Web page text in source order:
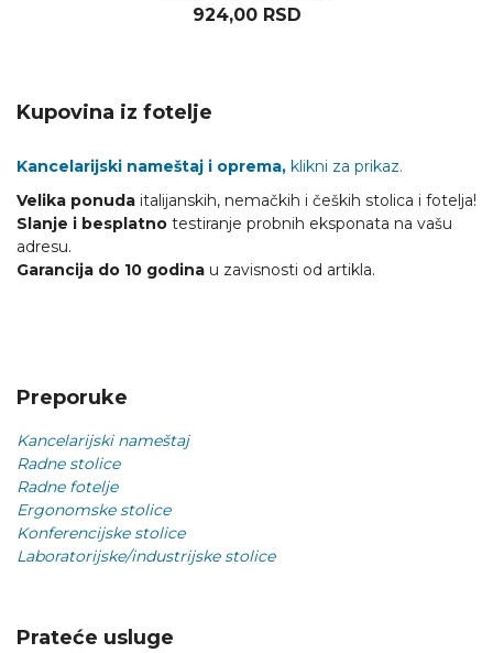
924,00 RSD
Kupovina iz fotelje
Kancelarijski nameštaj i oprema, klikni za prikaz.
Velika ponuda italijanskih, nemačkih i čeških stolica i fotelja!
Slanje i besplatno testiranje probnih eksponata na vašu
adresu.
Garancija do 10 godina u zavisnosti od artikla.
Preporuke
Kancelarijski nameštaj
Radne stolice
Radne fotelje
Ergonomske stolice
Konferencijske stolice
Laboratorijske/industrijske stolice
Prateće usluge